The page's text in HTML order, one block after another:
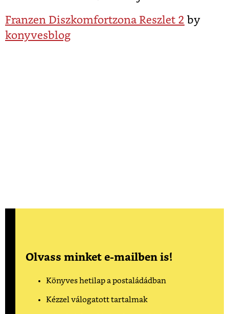
Franzen Diszkomfortzona Reszlet 2 by
konyvesblog
Olvass minket e-mailben is!
Könyves hetilap a postaládádban
Kézzel válogatott tartalmak